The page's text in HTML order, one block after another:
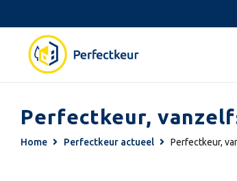
Perfectkeur,
Home Perfectkeur actueel Perfectkeur,